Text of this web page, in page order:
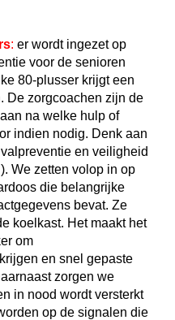
: er wordt ingezet op
voor de senioren
80-plusser krijgt een
De zorgcoachen zijn de
na welke hulp of
indien nodig. Denk aan
en veiligheid
We zetten volop in op
die belangrijke
bevat. Ze
koelkast. Het maakt het
om
en snel gepaste
zorgen we
in nood wordt versterkt
op de signalen die